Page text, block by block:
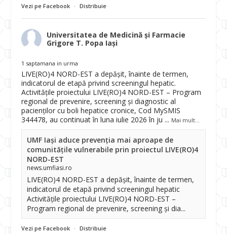
Vezi pe Facebook · Distribuie
Universitatea de Medicină și Farmacie
Grigore T. Popa Iași
1 saptamana in urma
LIVE(RO)4 NORD-EST a depășit, înainte de termen,
indicatorul de etapă privind screeningul hepatic.
Activitățile proiectului LIVE(RO)4 NORD-EST – Program
regional de prevenire, screening și diagnostic al
pacienților cu boli hepatice cronice, Cod MySMIS
344478, au continuat în luna iulie 2026 în ju ... Mai mult...
UMF Iași aduce prevenția mai aproape de
comunitățile vulnerabile prin proiectul LIVE(RO)4
NORD-EST
news.umfiasi.ro
LIVE(RO)4 NORD-EST a depășit, înainte de termen,
indicatorul de etapă privind screeningul hepatic
Activitățile proiectului LIVE(RO)4 NORD-EST –
Program regional de prevenire, screening și dia...
Vezi pe Facebook · Distribuie